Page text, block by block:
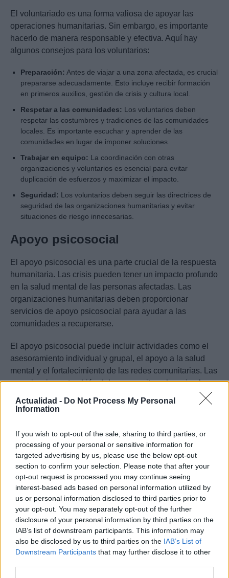
Actualidad - Do Not Process My Personal
Information
If you wish to opt-out of the sale, sharing to third parties, or
processing of your personal or sensitive information for
targeted advertising by us, please use the below opt-out
section to confirm your selection. Please note that after your
opt-out request is processed you may continue seeing
interest-based ads based on personal information utilized by
us or personal information disclosed to third parties prior to
your opt-out. You may separately opt-out of the further
disclosure of your personal information by third parties on the
IAB’s list of downstream participants. This information may
also be disclosed by us to third parties on the IAB’s List of
Downstream Participants that may further disclose it to other
El voluntariado es una forma valiosa de apoyar las
operaciones humanitarias. Sin embargo, es importante
hacerlo de manera responsable y efectiva. Aquí hay
algunos consejos para los voluntarios:
Preparación: Antes de viajar a una zona afectada, es crucial
prepararse adecuadamente. Esto incluye recibir formación
en primeros auxilios, gestión de crisis y cultura local.
Respetar a las comunidades: Los voluntarios deben
respetar las costumbres y tradiciones de las comunidades
locales. Es importante escuchar y aprender de las
comunidades en lugar de imponer soluciones.
Trabajar en equipo: La coordinación con otras
organizaciones y voluntarios es esencial para evitar
duplicación de esfuerzos y maximizar el impacto.
Seguridad: Los voluntarios deben seguir las directrices de
seguridad de las organizaciones humanitarias y evitar
situaciones de riesgo innecesarias.
Apoyo psicosocial
El apoyo psicosocial es una parte crucial de la respuesta
humanitaria. Las crisis pueden tener un impacto profundo
en la salud mental de las personas afectadas. Las
organizaciones humanitarias deben proporcionar
servicios de apoyo psicosocial para ayudar a las
comunidades a recuperarse.
El apoyo psicosocial puede incluir actividades como el
asesoramiento individual y grupal, el apoyo a la salud
mental y el fortalecimiento de las redes comunitarias. Las
organizaciones también deben capacitar a los miembros
de la comunidad para que puedan proporcionar apoyo a
sus vecinos.
La ayuda humanitaria es un proceso complejo que
requiere una planificación cuidadosa y una ejecución
efectiva. Al entender la cadena de respuesta humanitaria
y seguir los consejos prácticos para apoyar de manera
responsable, los donantes y voluntarios pueden
contribuir significativamente al alivio del sufrimiento y la
reconstrucción de comunidades afectadas.
0:29 /
3:19
1/4
POWERED
BY
Adhub Media